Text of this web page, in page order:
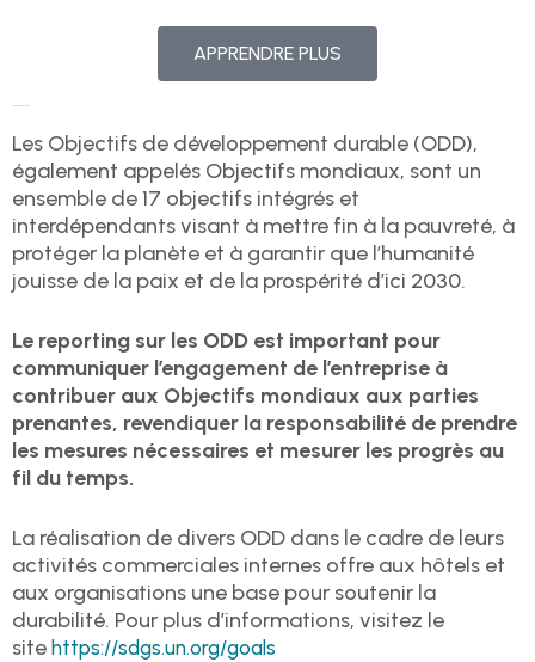
APPRENDRE PLUS
Les Objectifs de développement durable (ODD),
également appelés Objectifs mondiaux, sont un
ensemble de 17 objectifs intégrés et
interdépendants visant à mettre fin à la pauvreté, à
protéger la planète et à garantir que l’humanité
jouisse de la paix et de la prospérité d’ici 2030.
Le reporting sur les ODD est important pour
communiquer l’engagement de l’entreprise à
contribuer aux Objectifs mondiaux aux parties
prenantes, revendiquer la responsabilité de prendre
les mesures nécessaires et mesurer les progrès au
fil du temps.
La réalisation de divers ODD dans le cadre de leurs
activités commerciales internes offre aux hôtels et
aux organisations une base pour soutenir la
durabilité. Pour plus d’informations, visitez le
site https://sdgs.un.org/goals